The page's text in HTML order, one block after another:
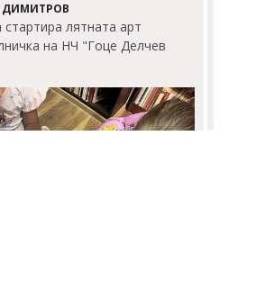
ДИМИТРОВ
лятната арт
на НЧ "Гоце Делчев